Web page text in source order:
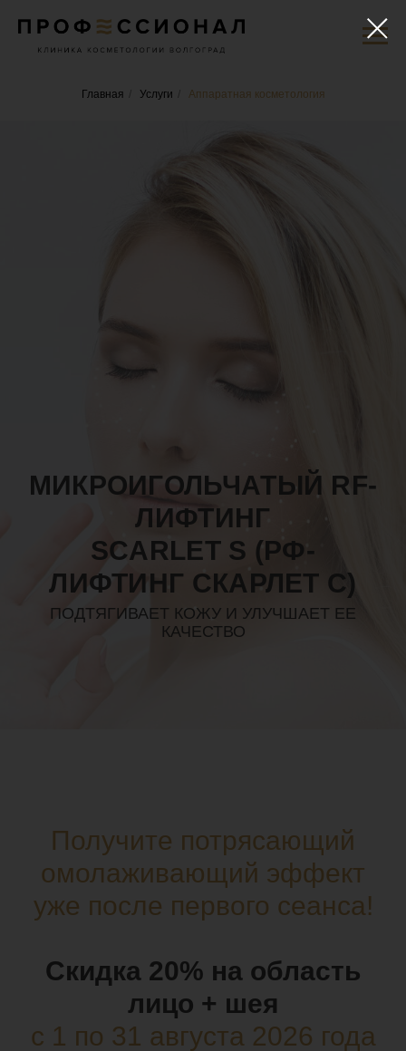
Главная Услуги Аппаратная косметология
МИКРОИГОЛЬЧАТЫЙ RF-
ЛИФТИНГ
SCARLET S (РФ-
ЛИФТИНГ СКАРЛЕТ С)
ПОДТЯГИВАЕТ КОЖУ И УЛУЧШАЕТ ЕЕ
КАЧЕСТВО
Получите потрясающий
омолаживающий эффект
уже после первого сеанса!
Скидка 20% на область
лицо + шея
с 1 по 31 августа 2026 года